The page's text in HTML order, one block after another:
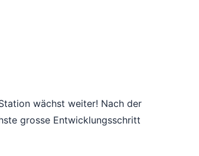
wächst weiter! Nach der
grosse Entwicklungsschritt